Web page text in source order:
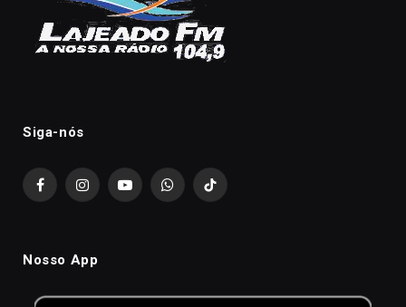
Siga-nós
FacebookInstagramYouTubeWhatsAppTikTok
Nosso App